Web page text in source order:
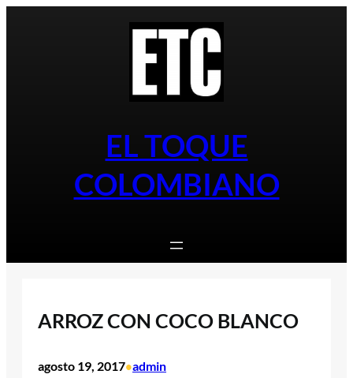
EL TOQUE
COLOMBIANO
ARROZ CON COCO BLANCO
agosto 19, 2017•admin